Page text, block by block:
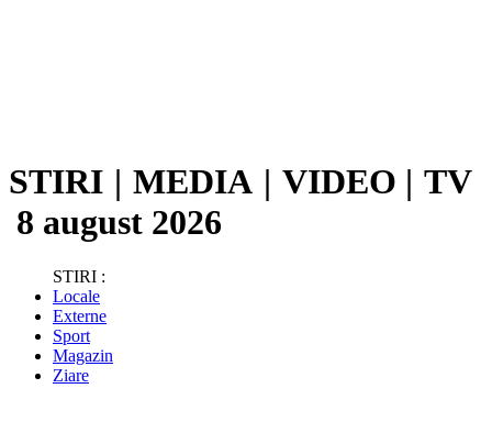
STIRI | MEDIA | VIDEO | TV
8 august 2026
STIRI :
Locale
Externe
Sport
Magazin
Ziare